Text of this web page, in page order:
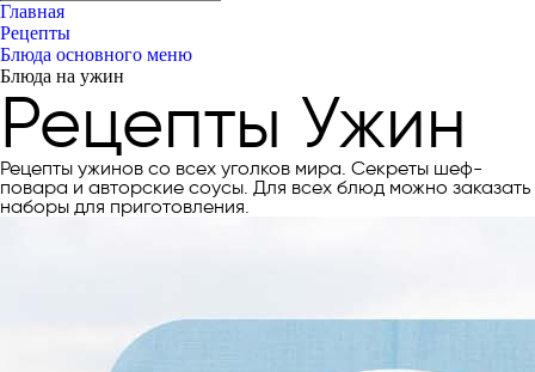
Главная
Рецепты
Блюда основного меню
Блюда на ужин
Рецепты Ужин
Рецепты ужинов со всех уголков мира. Секреты шеф-
повара и авторские соусы. Для всех блюд можно заказать
наборы для приготовления.